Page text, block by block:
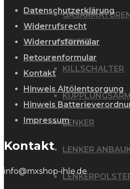
GRIFFE
KILLSCHALTER
LENKER
LENKER
Datenschutzerklärung
Widerrufsrecht
Widerrufsformular
Retourenformular
Kontakt
Hinweis Altölentsorgung
Hinweis
Impressum
Kontakt
info@mxshop-ihle.de